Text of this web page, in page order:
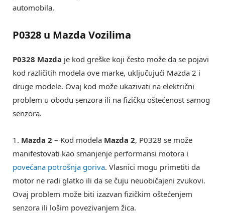
automobila.
P0328 u Mazda Vozilima
P0328 Mazda je kod greške koji često može da se pojavi
kod različitih modela ove marke, uključujući Mazda 2 i
druge modele. Ovaj kod može ukazivati na električni
problem u obodu senzora ili na fizičku oštećenost samog
senzora.
1. Mazda 2 – Kod modela Mazda 2, P0328 se može
manifestovati kao smanjenje performansi motora i
povećana potrošnja goriva. Vlasnici mogu primetiti da
motor ne radi glatko ili da se čuju neuobičajeni zvukovi.
Ovaj problem može biti izazvan fizičkim oštećenjem
senzora ili lošim povezivanjem žica.